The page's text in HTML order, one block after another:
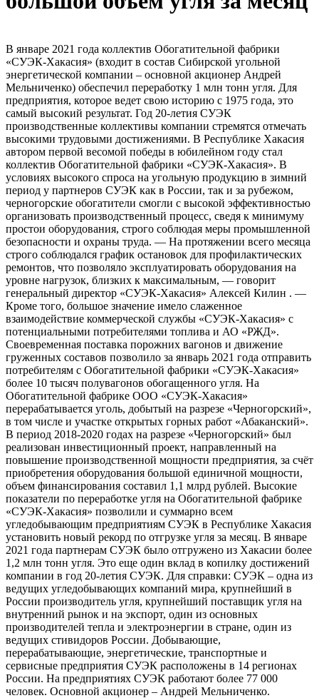
В январе 2021 года коллектив Обогатительной фабрики
«СУЭК-Хакасия» (входит в состав Сибирской угольной
энергетической компании – основной акционер Андрей
Мельниченко) обеспечил переработку 1 млн тонн угля. Для
предприятия, которое ведет свою историю с 1975 года, это
самый высокий результат. Год 20-летия СУЭК
производственные коллективы компании стремятся отмечать
высокими трудовыми достижениями. В Республике Хакасия
автором первой весомой победы в юбилейном году стал
коллектив Обогатительной фабрики «СУЭК-Хакасия». В
условиях высокого спроса на угольную продукцию в зимний
период у партнеров СУЭК как в России, так и за рубежом,
черногорские обогатители смогли с высокой эффективностью
организовать производственный процесс, сведя к минимуму
простои оборудования, строго соблюдая меры промышленной
безопасности и охраны труда. — На протяжении всего месяца
строго соблюдался график остановок для профилактических
ремонтов, что позволяло эксплуатировать оборудования на
уровне нагрузок, близких к максимальным, — говорит
генеральный директор «СУЭК-Хакасия» Алексей Килин . —
Кроме того, большое значение имело слаженное
взаимодействие коммерческой службы «СУЭК-Хакасия» с
потенциальными потребителями топлива и АО «РЖД».
Своевременная поставка порожних вагонов и движение
груженных составов позволило за январь 2021 года отправить
потребителям с Обогатительной фабрики «СУЭК-Хакасия»
более 10 тысяч полувагонов обогащенного угля. На
Обогатительной фабрике ООО «СУЭК-Хакасия»
перерабатывается уголь, добытый на разрезе «Черногорский»,
в том числе и участке открытых горных работ «Абаканский».
В период 2018-2020 годах на разрезе «Черногорский» был
реализован инвестиционный проект, направленный на
повышение производственной мощности предприятия, за счёт
приобретения оборудования большой единичной мощности,
объем финансирования составил 1,1 млрд рублей. Высокие
показатели по переработке угля на Обогатительной фабрике
«СУЭК-Хакасия» позволили и суммарно всем
угледобывающим предприятиям СУЭК в Республике Хакасия
установить новый рекорд по отгрузке угля за месяц. В январе
2021 года партнерам СУЭК было отгружено из Хакасии более
1,2 млн тонн угля. Это еще один вклад в копилку достижений
компании в год 20-летия СУЭК. Для справки: СУЭК – одна из
ведущих угледобывающих компаний мира, крупнейший в
России производитель угля, крупнейший поставщик угля на
внутренний рынок и на экспорт, один из основных
производителей тепла и электроэнергии в стране, один из
ведущих стивидоров России. Добывающие,
перерабатывающие, энергетические, транспортные и
сервисные предприятия СУЭК расположены в 14 регионах
России. На предприятиях СУЭК работают более 77 000
человек. Основной акционер – Андрей Мельниченко.